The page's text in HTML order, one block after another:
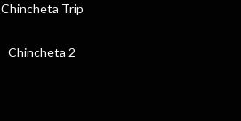
Chincheta Trip
Chincheta 2